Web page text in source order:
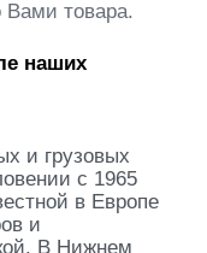
Вами товара.
наших
и грузовых
с 1965
в Европе
и
В Нижнем